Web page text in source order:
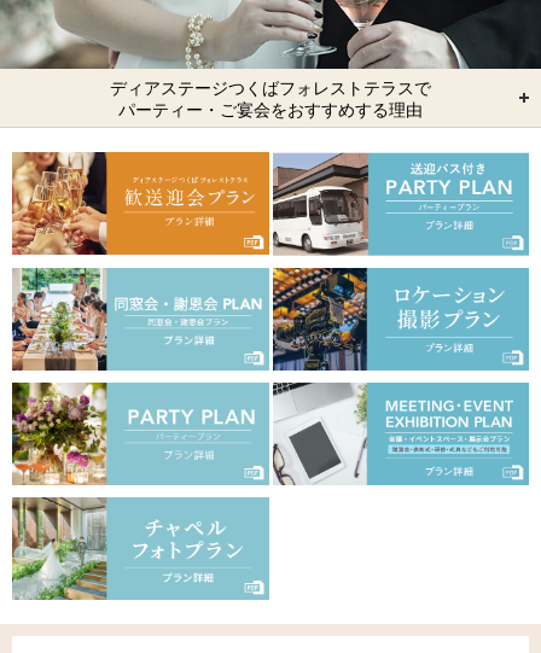
ディアステージつくばフォレストテラスで
パーティー・ご宴会をおすすめする理由